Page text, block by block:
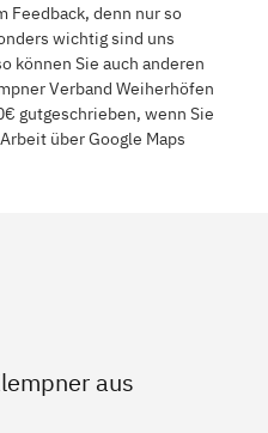
Feedback, denn nur so
wichtig sind uns
können Sie auch anderen
Verband Weiherhöfen
gutgeschrieben, wenn Sie
über Google Maps
aus